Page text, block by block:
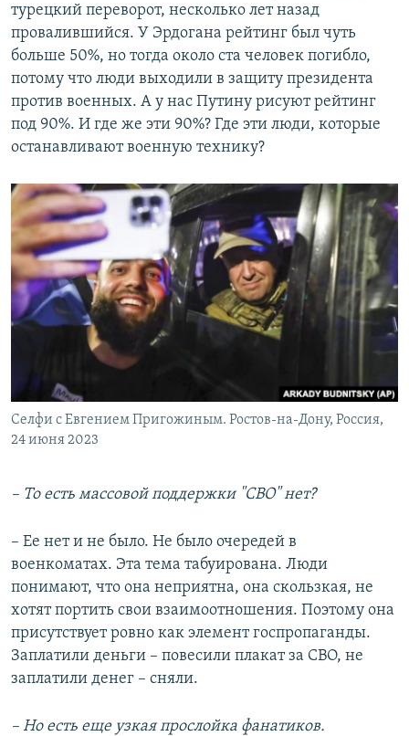
турецкий переворот, несколько лет назад
провалившийся. У Эрдогана рейтинг был чуть
больше 50%, но тогда около ста человек погибло,
потому что люди выходили в защиту президента
против военных. А у нас Путину рисуют рейтинг
под 90%. И где же эти 90%? Где эти люди, которые
останавливают военную технику?
Селфи с Евгением Пригожиным. Ростов-на-Дону, Россия,
24 июня 2023
– То есть массовой поддержки "СВО" нет?
– Ее нет и не было. Не было очередей в
военкоматах. Эта тема табуирована. Люди
понимают, что она неприятна, она скользкая, не
хотят портить свои взаимоотношения. Поэтому она
присутствует ровно как элемент госпропаганды.
Заплатили деньги – повесили плакат за СВО, не
заплатили денег – сняли.
– Но есть еще узкая прослойка фанатиков.